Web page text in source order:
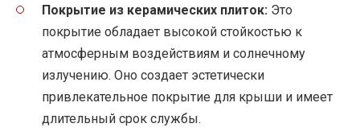
Покрытие из керамических плиток: Это
покрытие обладает высокой стойкостью к
атмосферным воздействиям и солнечному
излучению. Оно создает эстетически
привлекательное покрытие для крыши и имеет
длительный срок службы.